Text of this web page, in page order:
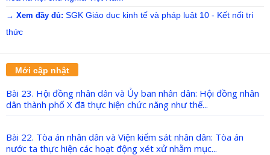
→ Xem đầy đủ: SGK Giáo dục kinh tế và pháp luật 10 - Kết nối tri
thức
Mới cập nhật
Bài 23. Hội đồng nhân dân và Ủy ban nhân dân: Hội đồng nhân
dân thành phố X đã thực hiện chức năng như thế...
Bài 22. Tòa án nhân dân và Viện kiểm sát nhân dân: Tòa án
nước ta thực hiện các hoạt động xét xử nhằm mục...